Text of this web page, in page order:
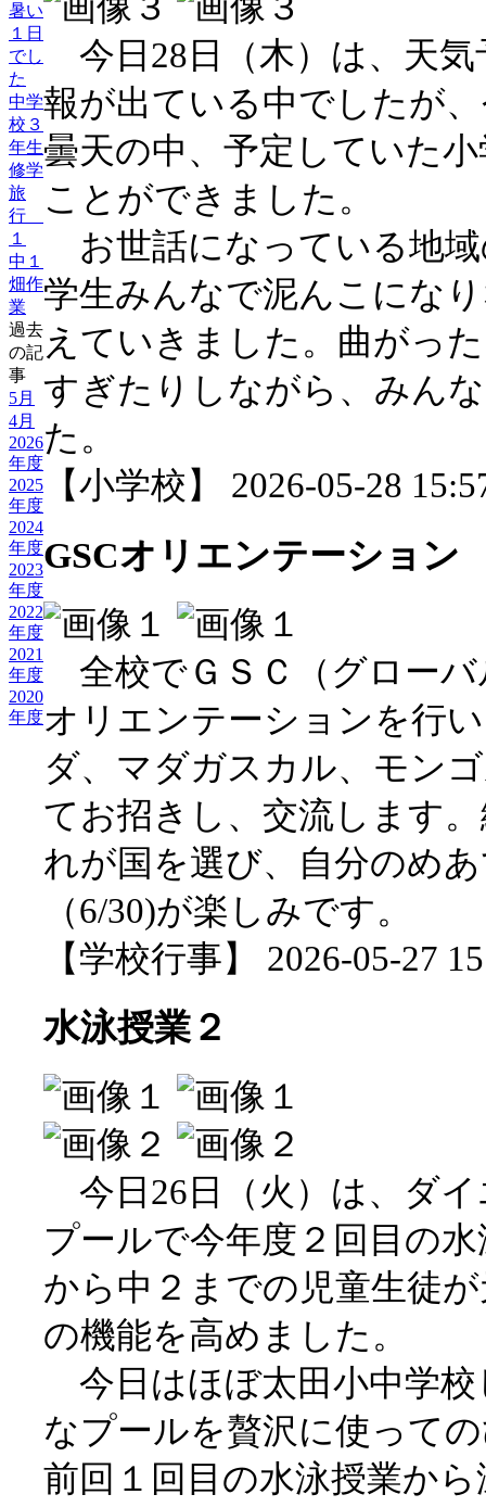
暑い
１日
でし
た
中学
校３
年生
修学
旅
行
１
中１
畑作
業
過去
の記
事
5月
4月
2026
年度
2025
年度
2024
年度
2023
年度
2022
年度
2021
年度
2020
年度
今日28日（木）は、天
報が出ている中でしたが
曇天の中、予定していた
ことができました。
お世話になっている地
学生みんなで泥んこにな
えていきました。曲がっ
すぎたりしながら、みん
た。
【小学校】 2026-05-28
GSCオリエンテーション
全校でＧＳＣ（グロー
オリエンテーションを行
ダ、マダガスカル、モン
てお招きし、交流します
れが国を選び、自分のめ
（6/30)が楽しみです。
【学校行事】 2026-05-27
水泳授業２
今日26日（火）は、ダ
プールで今年度２回目の
から中２までの児童生徒
の機能を高めました。
今日はほぼ太田小中学
なプールを贅沢に使って
前回１回目の水泳授業か